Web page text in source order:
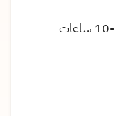
ساعات